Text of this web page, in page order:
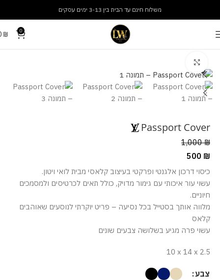
משלוח חינם עד הבית בין 3-13 ימים עסקים
0
₪
Passport Cover
1,000₪
500 ₪
כיסוי דרכון אלגנטי ופרקטי בעיצוב קלאסי מבית לואי ויטון.
עשוי עור איכותי עם גימור מדויק, כולל תאים לכרטיסים ולמסמכים
חיוניים.
מלווה אותך בסטייל בכל נסיעה – פריט יוקרתי לנוסעים שאוהבים
קלאס
עשוי פרה מגיע בשלושה צבעים שונים
10 x 14 x 2.5
צבע